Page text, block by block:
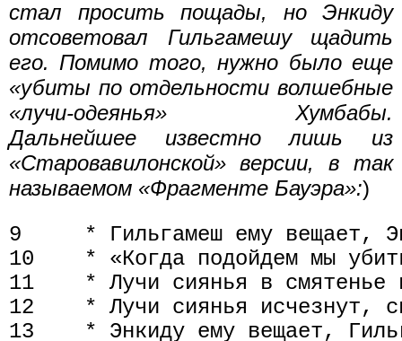
стал просить пощады, но Энкиду
отсоветовал Гильгамешу щадить
его. Помимо того, нужно было еще
«убиты по отдельности волшебные
«лучи-одеянья» Хумбабы.
Дальнейшее известно лишь из
«Старовавилонской» версии, в так
называемом «Фрагменте Бауэра»:)
9     * Гильгамеш ему вещает,
10    * «Когда подойдем мы
11    * Лучи сиянья в смятенье
12    * Лучи сиянья исчезнут,
13    * Энкиду ему вещает,